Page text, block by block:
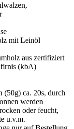
mit Leinöl
aus zertifiziert
(kbA)
ca. 20s, durch
werden
oder feucht,
u.v.m.